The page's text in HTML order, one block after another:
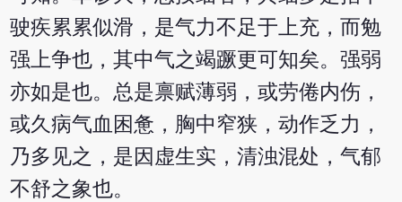
驶疾累累似滑，是气力不足于上充，而勉
强上争也，其中气之竭蹶更可知矣。强弱
亦如是也。总是禀赋薄弱，或劳倦内伤，
或久病气血困惫，胸中窄狭，动作乏力，
乃多见之，是因虚生实，清浊混处，气郁
不舒之象也。